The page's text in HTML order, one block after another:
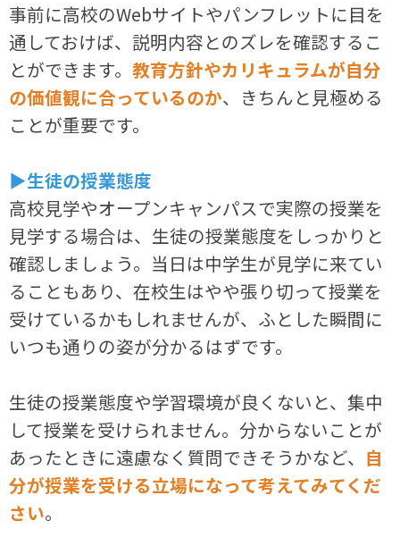
事前に高校のWebサイトやパンフレットに目を
通しておけば、説明内容とのズレを確認するこ
とができます。教育方針やカリキュラムが自分
の価値観に合っているのか、きちんと見極める
ことが重要です。
▶生徒の授業態度
高校見学やオープンキャンパスで実際の授業を
見学する場合は、生徒の授業態度をしっかりと
確認しましょう。当日は中学生が見学に来てい
ることもあり、在校生はやや張り切って授業を
受けているかもしれませんが、ふとした瞬間に
いつも通りの姿が分かるはずです。
生徒の授業態度や学習環境が良くないと、集中
して授業を受けられません。分からないことが
あったときに遠慮なく質問できそうかなど、 自
分が授業を受ける立場になって考えてみてくだ
さい。